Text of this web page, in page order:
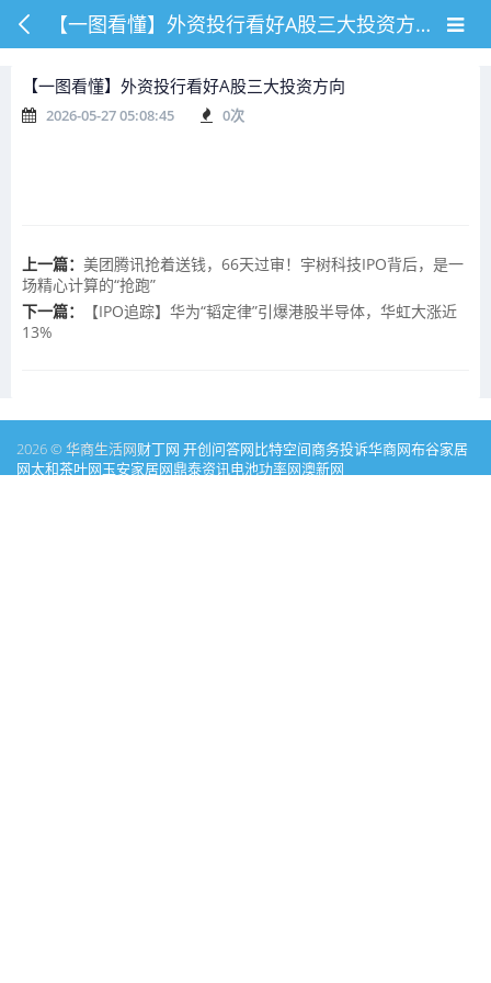
【一图看懂】外资投行看好A股三大投资方向
【一图看懂】外资投行看好A股三大投资方向
2026-05-27 05:08:45 0次
上一篇： 美团腾讯抢着送钱，66天过审！宇树科技IPO背后，是一
场精心计算的“抢跑”
下一篇：
【IPO追踪】华为“韬定律”引爆港股半导体，华虹大涨近
13%
2026 © 华商生活网财丁网 开创问答网比特空间商务投诉华商网布谷家居
网太和茶叶网玉安家居网鼎泰资讯电池功率网澳新网